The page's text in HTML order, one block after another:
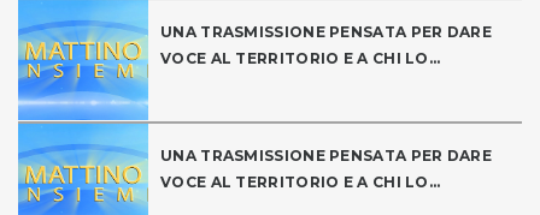
UNA TRASMISSIONE PENSATA PER DARE
VOCE AL TERRITORIO E A CHI LO...
UNA TRASMISSIONE PENSATA PER DARE
VOCE AL TERRITORIO E A CHI LO...